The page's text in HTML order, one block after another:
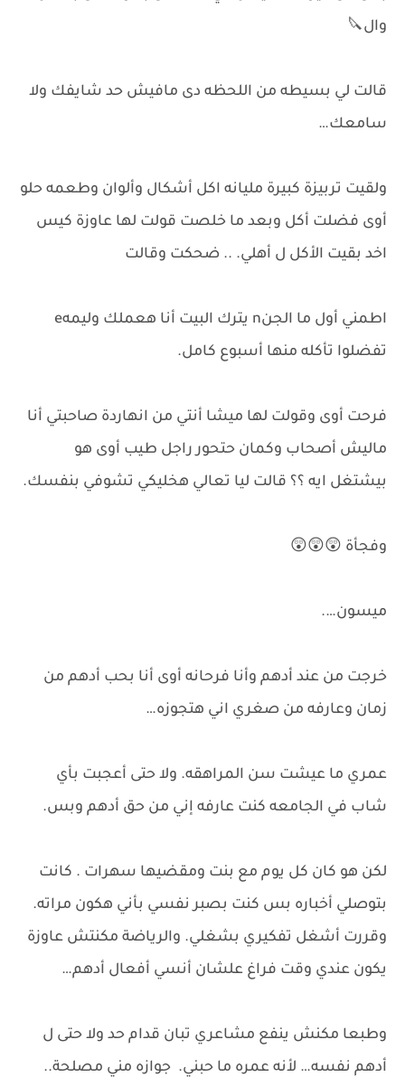
وال🔪
قالت لي بسيطه من اللحظه دى مافيش حد شايفك ولا
سامعك…
ولقيت تربيزة كبيرة مليانه اكل أشكال وألوان وطعمه حلو
أوى فضلت أكل وبعد ما خلصت قولت لها عاوزة كيس
اخد بقيت الأكل ل أهلي. .. ضحكت وقالت
اطمني أول ما الجنn يترك البيت أنا هعملك وليمهe
تفضلوا تأكله منها أسبوع كامل.
فرحت أوى وقولت لها ميشا أنتي من انهاردة صاحبتي أنا
ماليش أصحاب وكمان حتحور راجل طيب أوى هو
بيشتغل ايه ؟؟ قالت ليا تعالي هخليكي تشوفي بنفسك.
وفجأة 😲😲😲
ميسون….
خرجت من عند أدهم وأنا فرحانه أوى أنا بحب أدهم من
زمان وعارفه من صغري اني هتجوزه…
عمري ما عيشت سن المراهقه. ولا حتى أعجبت بأي
شاب في الجامعه كنت عارفه إني من حق أدهم وبس.
لكن هو كان كل يوم مع بنت ومقضيها سهرات . كانت
بتوصلي أخباره بس كنت بصبر نفسي بأني هكون مراته.
وقررت أشغل تفكيري بشغلي. والرياضة مكنتش عاوزة
يكون عندي وقت فراغ علشان أنسي أفعال أدهم…
وطبعا مكنش ينفع مشاعري تبان قدام حد ولا حتى ل
أدهم نفسه… لأنه عمره ما حبني. جوازه مني مصلحة..